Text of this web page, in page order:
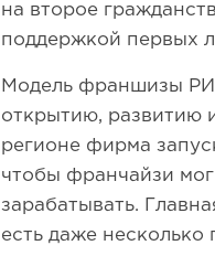
на второе
поддержкой первых
Модель франшизы
открытию, развитию
регионе фирма
чтобы франчайзи мог
зарабатывать.
есть даже